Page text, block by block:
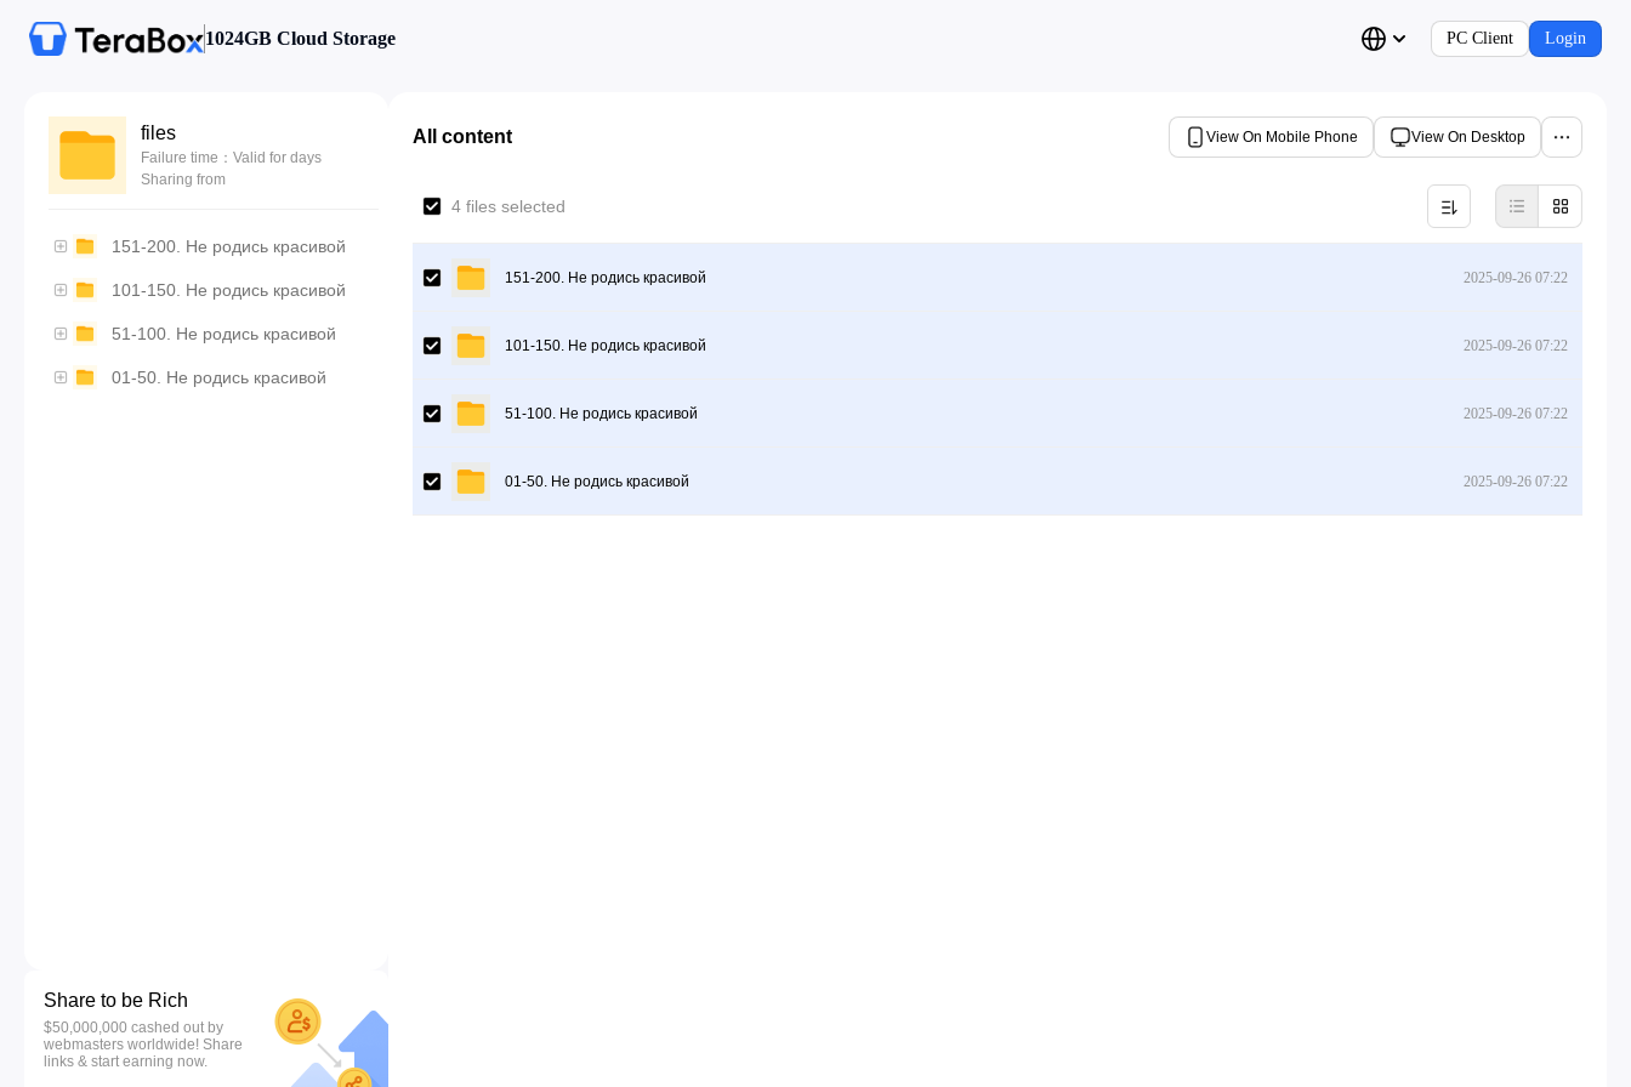
1024GB Cloud Storage PC Client Login
files
Failure time：Valid for days
Sharing from
151-200. Не родись красивой
101-150. Не родись красивой
51-100. Не родись красивой
01-50. Не родись красивой
Share to be Rich
$50,000,000 cashed out by
webmasters worldwide! Share
links & start earning now.
All content View On Mobile Phone View On Desktop
4 files selected
151-200. Не родись красивой 2025-09-26 07:22
101-150. Не родись красивой 2025-09-26 07:22
51-100. Не родись красивой 2025-09-26 07:22
01-50. Не родись красивой 2025-09-26 07:22